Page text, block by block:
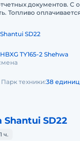
документов. С
Топливо
SD22
TY165-2 Shehwa
Парк техники:38 единиц
SD22
ч.